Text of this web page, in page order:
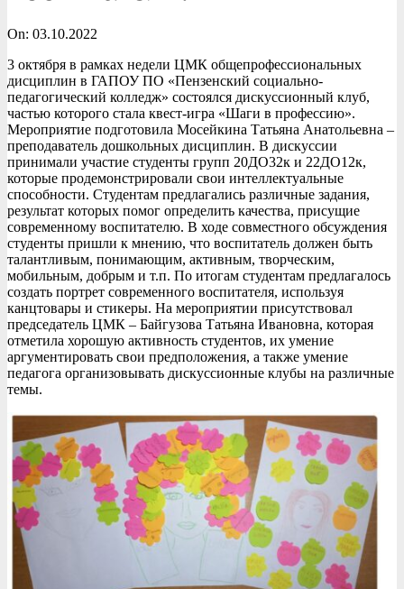
On: 03.10.2022
3 октября в рамках недели ЦМК общепрофессиональных
дисциплин в ГАПОУ ПО «Пензенский социально-
педагогический колледж» состоялся дискуссионный клуб,
частью которого стала квест-игра «Шаги в профессию».
Мероприятие подготовила Мосейкина Татьяна Анатольевна –
преподаватель дошкольных дисциплин. В дискуссии
принимали участие студенты групп 20ДО32к и 22ДО12к,
которые продемонстрировали свои интеллектуальные
способности. Студентам предлагались различные задания,
результат которых помог определить качества, присущие
современному воспитателю. В ходе совместного обсуждения
студенты пришли к мнению, что воспитатель должен быть
талантливым, понимающим, активным, творческим,
мобильным, добрым и т.п. По итогам студентам предлагалось
создать портрет современного воспитателя, используя
канцтовары и стикеры. На мероприятии присутствовал
председатель ЦМК – Байгузова Татьяна Ивановна, которая
отметила хорошую активность студентов, их умение
аргументировать свои предположения, а также умение
педагога организовывать дискуссионные клубы на различные
темы.